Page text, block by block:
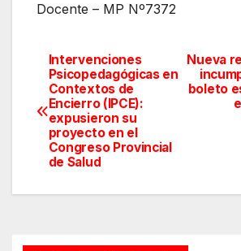
Docente – MP Nº7372
Navegación
de
entradas
Nueva
boleto
Intervenciones
Psicopedagógicas en
Contextos de
Encierro (IPCE):
expusieron su
proyecto en el
Congreso Provincial
de Salud